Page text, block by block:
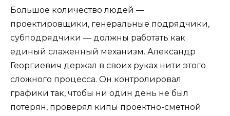
Большое количество людей —
проектировщики, генеральные подрядчики,
субподрядчики — должны работать как
единый слаженный механизм. Александр
Георгиевич держал в своих руках нити этого
сложного процесса. Он контролировал
графики так, чтобы ни один день не был
потерян, проверял кипы проектно-сметной